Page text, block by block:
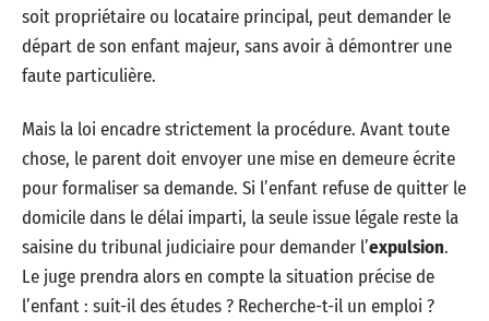
soit propriétaire ou locataire principal, peut demander le
départ de son enfant majeur, sans avoir à démontrer une
faute particulière.
Mais la loi encadre strictement la procédure. Avant toute
chose, le parent doit envoyer une mise en demeure écrite
pour formaliser sa demande. Si l’enfant refuse de quitter le
domicile dans le délai imparti, la seule issue légale reste la
saisine du tribunal judiciaire pour demander l’expulsion.
Le juge prendra alors en compte la situation précise de
l’enfant : suit-il des études ? Recherche-t-il un emploi ?